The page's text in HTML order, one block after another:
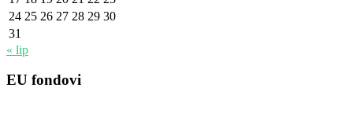
24 25 26 27 28 29 30
31
« lip
EU fondovi